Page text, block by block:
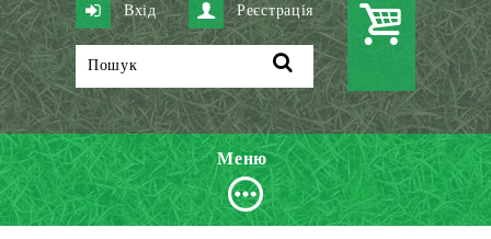
Вхід Реєстрація
Меню